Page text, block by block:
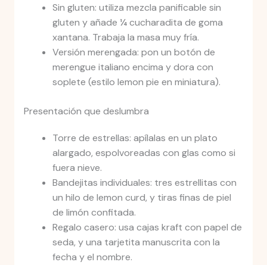
Sin gluten: utiliza mezcla panificable sin
gluten y añade ¼ cucharadita de goma
xantana. Trabaja la masa muy fría.
Versión merengada: pon un botón de
merengue italiano encima y dora con
soplete (estilo lemon pie en miniatura).
Presentación que deslumbra
Torre de estrellas: apílalas en un plato
alargado, espolvoreadas con glas como si
fuera nieve.
Bandejitas individuales: tres estrellitas con
un hilo de lemon curd, y tiras finas de piel
de limón confitada.
Regalo casero: usa cajas kraft con papel de
seda, y una tarjetita manuscrita con la
fecha y el nombre.